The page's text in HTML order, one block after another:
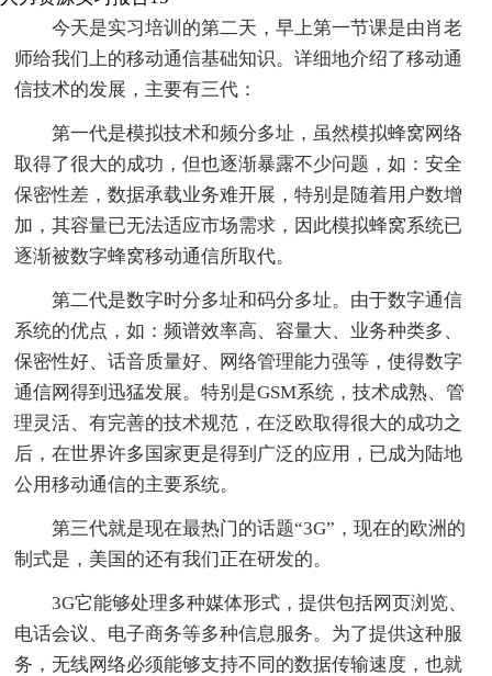
今天是实习培训的第二天，早上第一节课是由肖老
师给我们上的移动通信基础知识。详细地介绍了移动通
信技术的发展，主要有三代：
第一代是模拟技术和频分多址，虽然模拟蜂窝网络
取得了很大的成功，但也逐渐暴露不少问题，如：安全
保密性差，数据承载业务难开展，特别是随着用户数增
加，其容量已无法适应市场需求，因此模拟蜂窝系统已
逐渐被数字蜂窝移动通信所取代。
第二代是数字时分多址和码分多址。由于数字通信
系统的优点，如：频谱效率高、容量大、业务种类多、
保密性好、话音质量好、网络管理能力强等，使得数字
通信网得到迅猛发展。特别是GSM系统，技术成熟、管
理灵活、有完善的技术规范，在泛欧取得很大的成功之
后，在世界许多国家更是得到广泛的应用，已成为陆地
公用移动通信的主要系统。
第三代就是现在最热门的话题“3G”，现在的欧洲的
制式是，美国的还有我们正在研发的。
3G它能够处理多种媒体形式，提供包括网页浏览、
电话会议、电子商务等多种信息服务。为了提供这种服
务，无线网络必须能够支持不同的数据传输速度，也就